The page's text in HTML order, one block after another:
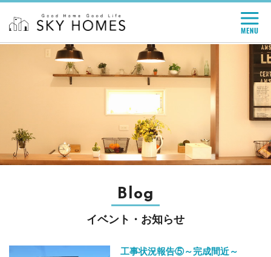
Blog
イベント・お知らせ
工事状況報告⑤～完成間近～